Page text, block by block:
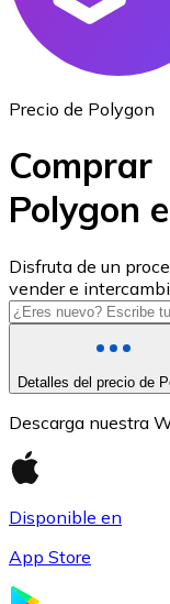
USD Coin
USDC
Precio de Polygon
Comprar
Polygon
Disfruta de un
vender e
Detalles del precio de
Descarga nuestra
Disponible en
App Store